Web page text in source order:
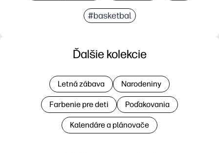
#basketbal
Ďalšie kolekcie
Letná zábava Narodeniny
Farbenie pre deti Poďakovania
Kalendáre a plánovače